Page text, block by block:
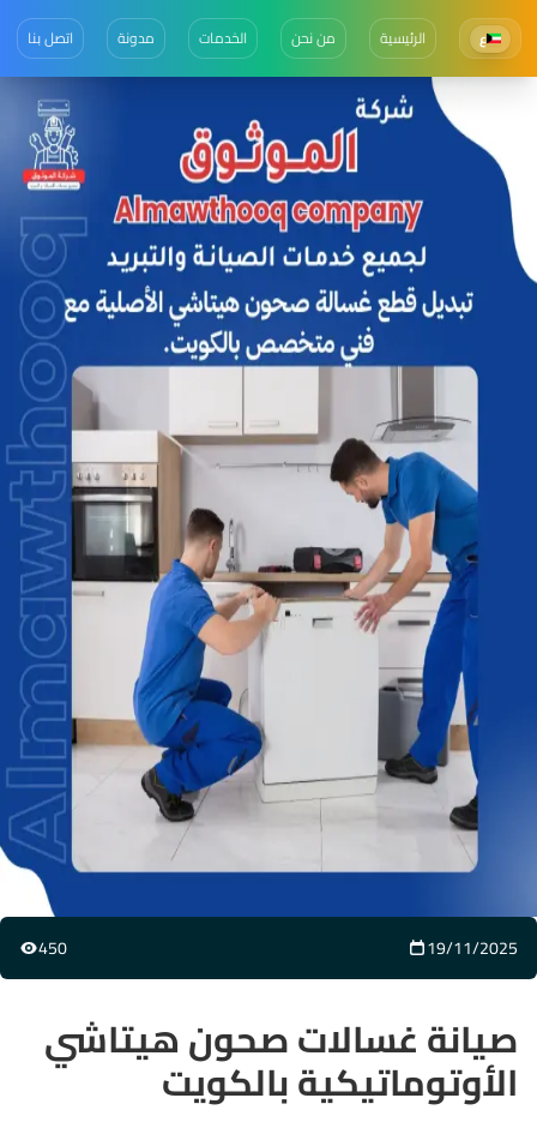
ع الرئيسية من نحن الخدمات مدونة اتصل بنا
19/11/2025
450
صيانة غسالات صحون هيتاشي
الأوتوماتيكية بالكويت